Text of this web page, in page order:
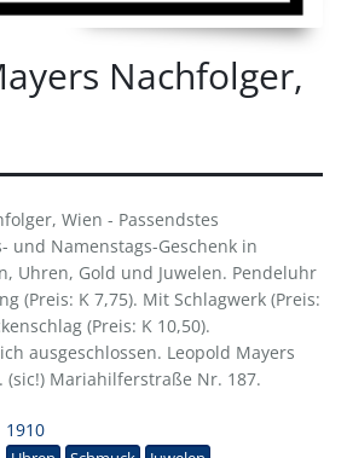
Nachfolger,
Wien - Passendstes
und Namenstags-Geschenk in
Uhren, Gold und Juwelen. Pendeluhr
(Preis: K 7,75). Mit Schlagwerk (Preis:
(Preis: K 10,50).
ausgeschlossen. Leopold Mayers
(sic!) Mariahilferstraße Nr. 187.
1910